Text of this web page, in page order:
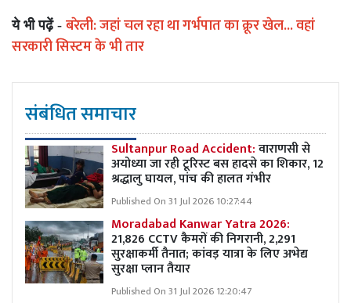
ये भी पढ़ें - बरेली: जहां चल रहा था गर्भपात का क्रूर खेल... वहां
सरकारी सिस्टम के भी तार
संबंधित समाचार
Sultanpur Road Accident:वाराणसी से
अयोध्या जा रही टूरिस्ट बस हादसे का शिकार, 12
श्रद्धालु घायल, पांच की हालत गंभीर
Published On 31 Jul 2026 10:27:44
Moradabad Kanwar Yatra 2026:
21,826 CCTV कैमरों की निगरानी, 2,291
सुरक्षाकर्मी तैनात; कांवड़ यात्रा के लिए अभेद्य
सुरक्षा प्लान तैयार
Published On 31 Jul 2026 12:20:47